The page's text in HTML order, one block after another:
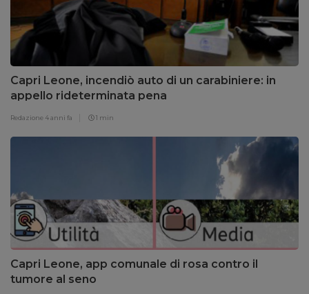
Capri Leone, incendiò auto di un carabiniere: in
appello rideterminata pena
Redazione 4 anni fa 1 min
Capri Leone, app comunale di rosa contro il
tumore al seno